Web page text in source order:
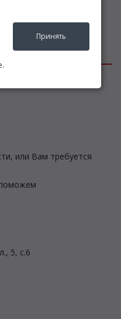
или Вам требуется
5, с.6
Принять